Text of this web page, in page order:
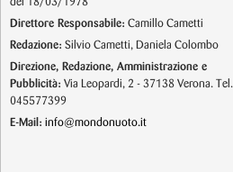
Direttore Responsabile: Camillo Cametti
Redazione: Silvio Cametti, Daniela Colombo
Direzione, Redazione, Amministrazione e
Pubblicità: Via Leopardi, 2 - 37138 Verona. Tel.
045577399
E-Mail: info@mondonuoto.it